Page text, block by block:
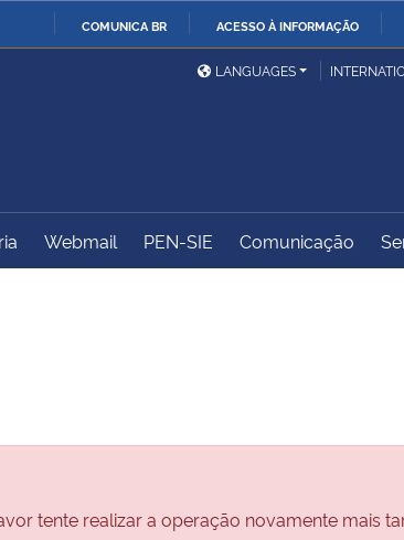
COMUNICA BR ACESSO À INFORMAÇÃO
da Defesa
Ministério das Relações
Exteriores
do
Regional
Controladoria-Geral da
LANGUAGES
Webmail PEN-SIE Comunicação
tente realizar a operação novamente mais